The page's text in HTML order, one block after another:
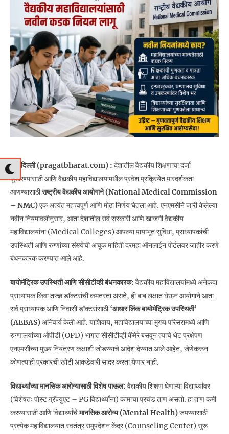
नवी दिल्ली (pragatbharat.com) : देशातील वैद्यकीय शिक्षणाचा दर्जा
सुधारण्यासाठी आणि वैद्यकीय महाविद्यालयांमधील प्रवेश प्रक्रियेत पारदर्शकता
आणण्यासाठीराष्ट्रीय वैद्यकीय आयोगाने (National Medical Commission
– NMC)एक अत्यंत महत्त्वपूर्ण आणि मोठा निर्णय घेतला आहे. एनएमसीने जारी केलेल्या
नवीन नियमावलीनुसार, आता देशातील सर्व सरकारी आणि खाजगी वैद्यकीय
महाविद्यालयांना (Medical Colleges) आपल्या पायाभूत सुविधा, प्राध्यापकांची
उपस्थिती आणि रुग्णांच्या संख्येची अचूक माहिती दरमहा ऑनलाईन पोर्टलवर जाहीर करणे
बंधनकारक करण्यात आले आहे.
बायोमॅट्रिक उपस्थिती आणि सीसीटीव्ही बंधनकारक: वैद्यकीय महाविद्यालयांमध्ये अनेकदा
प्राध्यापक किंवा तज्ज्ञ डॉक्टरांची कमतरता असते, ही बाब लक्षात घेऊन आयोगाने आता
सर्व प्राध्यापक आणि निवासी डॉक्टरांसाठी‘आधार लिंक बायोमॅट्रिक उपस्थिती’
(AEBAS)अनिवार्य केली आहे. याशिवाय, महाविद्यालयाच्या मुख्य परिसरामध्ये आणि
रुग्णालयांच्या ओपीडी (OPD) भागात सीसीटीव्ही कॅमेरे बसवून त्याचे थेट प्रक्षेपण
एनएमसीच्या मुख्य नियंत्रण कक्षाशी जोडण्याचे आदेश देण्यात आले आहेत, जेणेकरून
कोणत्याही प्रकारची खोटी आकडेवारी सादर करता येणार नाही.
विद्यार्थ्यांच्या मानसिक आरोग्यासाठी विशेष पाऊल: वैद्यकीय शिक्षण घेणाऱ्या विद्यार्थ्यांवर
(विशेषतः पोस्ट ग्रॅज्युएट – PG विद्यार्थ्यांना) कामाचा प्रचंड ताण असतो. हा ताण कमी
करण्यासाठी आणि विद्यार्थ्यांचेमानसिक आरोग्य (Mental Health)जपण्यासाठी
प्रत्येक महाविद्यालयात स्वतंत्र समुपदेशन केंद्र (Counseling Center) सुरू